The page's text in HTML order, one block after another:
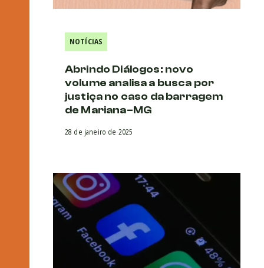
NOTÍCIAS
Abrindo Diálogos: novo
volume analisa a busca por
justiça no caso da barragem
de Mariana–MG
28 de janeiro de 2025